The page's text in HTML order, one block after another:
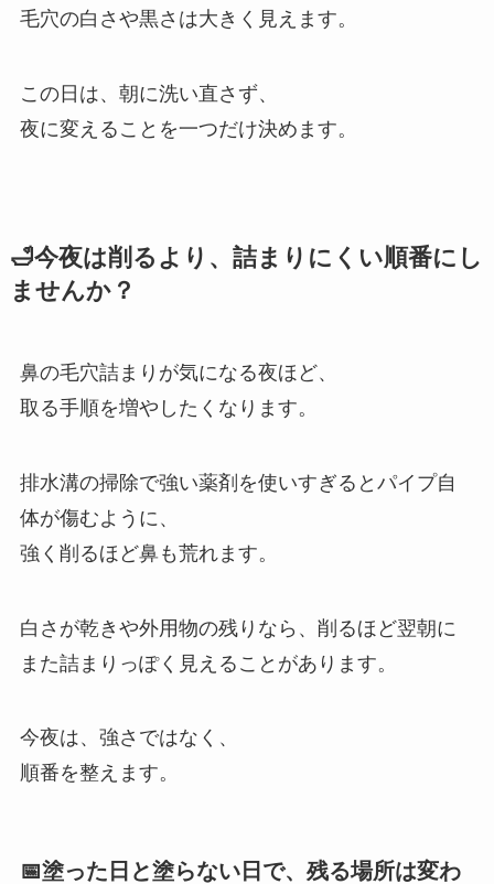
毛穴の白さや黒さは大きく見えます。
この日は、朝に洗い直さず、
夜に変えることを一つだけ決めます。
🛁今夜は削るより、詰まりにくい順番にし
ませんか？
鼻の毛穴詰まりが気になる夜ほど、
取る手順を増やしたくなります。
排水溝の掃除で強い薬剤を使いすぎるとパイプ自
体が傷むように、
強く削るほど鼻も荒れます。
白さが乾きや外用物の残りなら、削るほど翌朝に
また詰まりっぽく見えることがあります。
今夜は、強さではなく、
順番を整えます。
📅塗った日と塗らない日で、残る場所は変わ